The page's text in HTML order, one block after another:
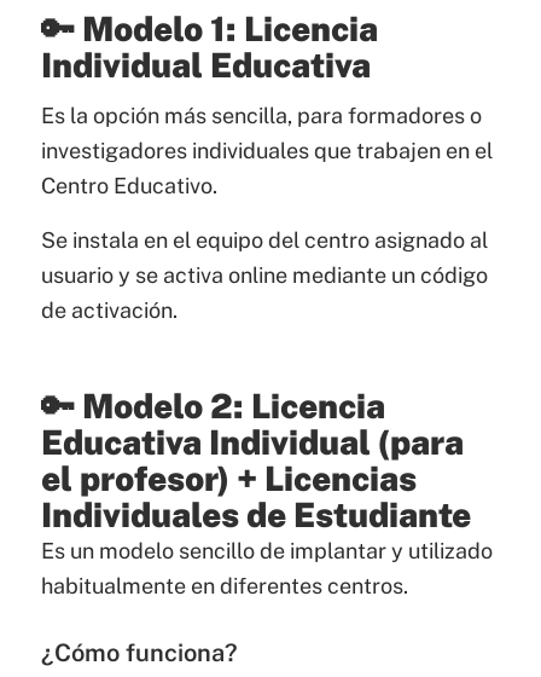
🔑 Modelo 1: Licencia
Individual Educativa
Es la opción más sencilla, para formadores o
investigadores individuales que trabajen en el
Centro Educativo.
Se instala en el equipo del centro asignado al
usuario y se activa online mediante un código
de activación.
🔑 Modelo 2: Licencia
Educativa Individual (para
el profesor) + Licencias
Individuales de Estudiante
Es un modelo sencillo de implantar y utilizado
habitualmente en diferentes centros.
¿Cómo funciona?